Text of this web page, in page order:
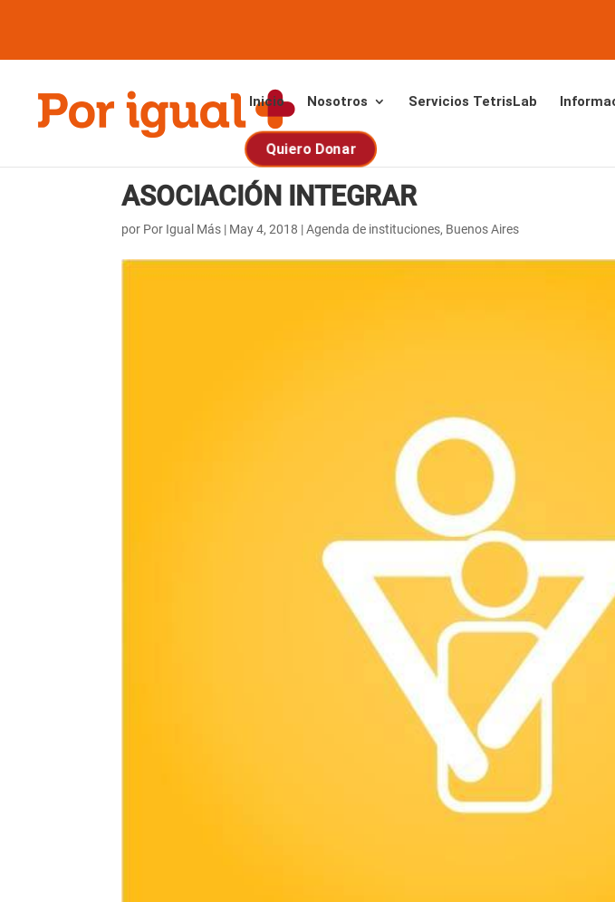
Inicio Nosotros Servicios TetrisLab
Quiero Donar
ASOCIACIÓN INTEGRAR
por Por Igual Más | May 4, 2018 |Agenda de instituciones, Buenos Aires